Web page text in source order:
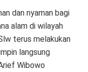
dan nyaman bagi
alam di wilayah
terus melakukan
langsung
Wibowo